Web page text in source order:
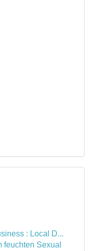
: Local D...
feuchten Sexual